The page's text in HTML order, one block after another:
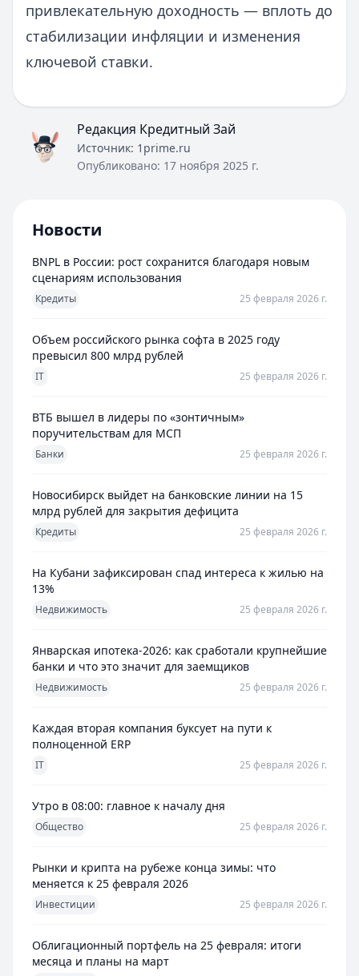
привлекательную доходность — вплоть до
стабилизации инфляции и изменения
ключевой ставки.
Редакция Кредитный Зай
Источник: 1prime.ru
Опубликовано: 17 ноября 2025 г.
Новости
BNPL в России: рост сохранится благодаря новым
сценариям использования
Кредиты 25 февраля 2026 г.
Объем российского рынка софта в 2025 году
превысил 800 млрд рублей
IT 25 февраля 2026 г.
ВТБ вышел в лидеры по «зонтичным»
поручительствам для МСП
Банки 25 февраля 2026 г.
Новосибирск выйдет на банковские линии на 15
млрд рублей для закрытия дефицита
Кредиты 25 февраля 2026 г.
На Кубани зафиксирован спад интереса к жилью на
13%
Недвижимость 25 февраля 2026 г.
Январская ипотека-2026: как сработали крупнейшие
банки и что это значит для заемщиков
Недвижимость 25 февраля 2026 г.
Каждая вторая компания буксует на пути к
полноценной ERP
IT 25 февраля 2026 г.
Утро в 08:00: главное к началу дня
Общество 25 февраля 2026 г.
Рынки и крипта на рубеже конца зимы: что
меняется к 25 февраля 2026
Инвестиции 25 февраля 2026 г.
Облигационный портфель на 25 февраля: итоги
месяца и планы на март